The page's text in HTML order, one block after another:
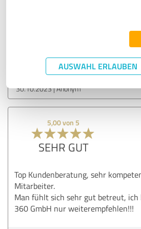
AUSWAHL ERLAUBEN
Erfahrungsbericht & Bewertung zu:
M E D I F I N
30.10.2023 Anonym
5,00 von 5
SEHR GUT
Top Kundenberatung, sehr
Mitarbeiter.
Man fühlt sich sehr gut betreut, ich
360 GmbH nur weiterempfehlen!!!